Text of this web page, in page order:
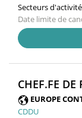
Secteurs
Date limite de
CHEF.FE
EUROPE
CDDU